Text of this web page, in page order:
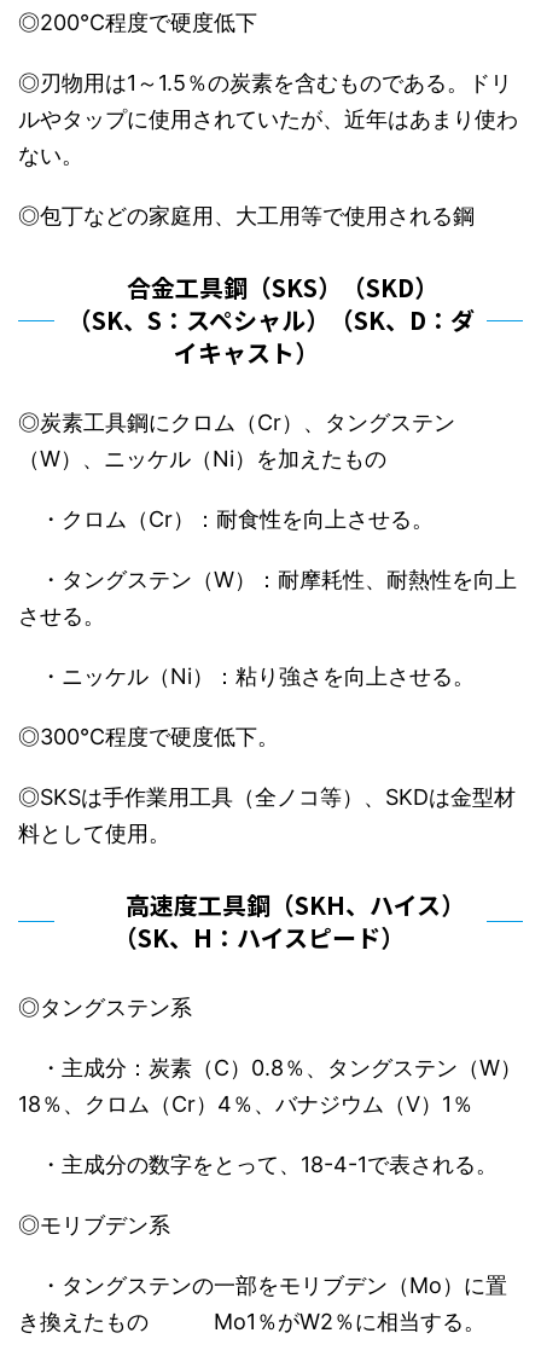
◎200℃程度で硬度低下
◎刃物用は1～1.5％の炭素を含むものである。ドリ
ルやタップに使用されていたが、近年はあまり使わ
ない。
◎包丁などの家庭用、大工用等で使用される鋼
合金工具鋼（SKS）（SKD）
（SK、S：スペシャル）（SK、D：ダ
イキャスト）
◎炭素工具鋼にクロム（Cr）、タングステン
（W）、ニッケル（Ni）を加えたもの
・クロム（Cr）：耐食性を向上させる。
・タングステン（W）：耐摩耗性、耐熱性を向上
させる。
・ニッケル（Ni）：粘り強さを向上させる。
◎300℃程度で硬度低下。
◎SKSは手作業用工具（全ノコ等）、SKDは金型材
料として使用。
高速度工具鋼（SKH、ハイス）
（SK、H：ハイスピード）
◎タングステン系
・主成分：炭素（C）0.8％、タングステン（W）
18％、クロム（Cr）4％、バナジウム（V）1％
・主成分の数字をとって、18-4-1で表される。
◎モリブデン系
・タングステンの一部をモリブデン（Mo）に置
き換えたもの Mo1％がW2％に相当する。